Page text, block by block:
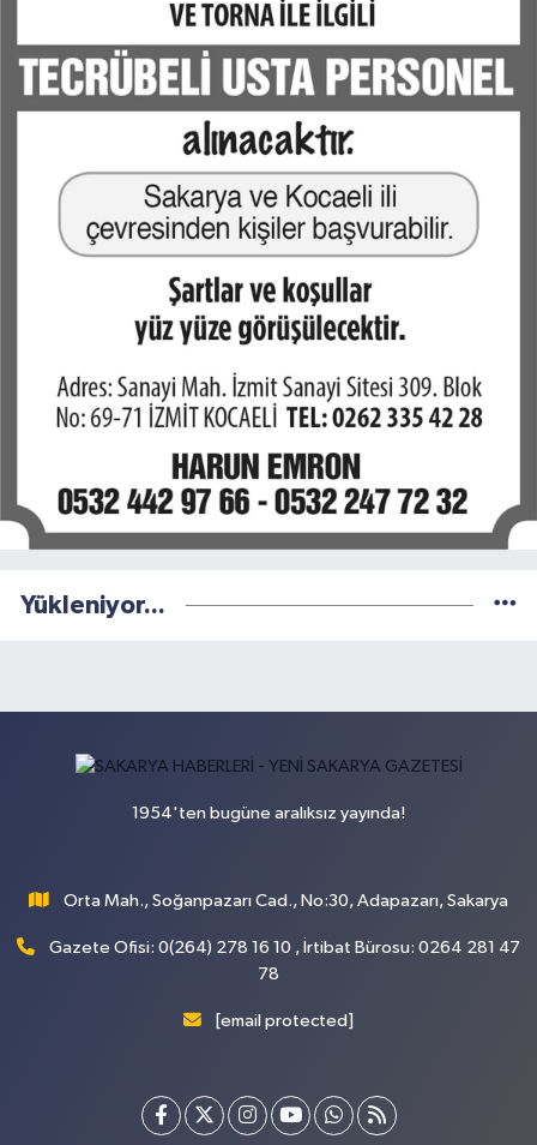
Yükleniyor...
1954'ten bugüne aralıksız yayında!
Orta Mah., Soğanpazarı Cad., No:30, Adapazarı, Sakarya
Gazete Ofisi: 0(264) 278 16 10 , İrtibat Bürosu: 0264 281 47
78
[email protected]